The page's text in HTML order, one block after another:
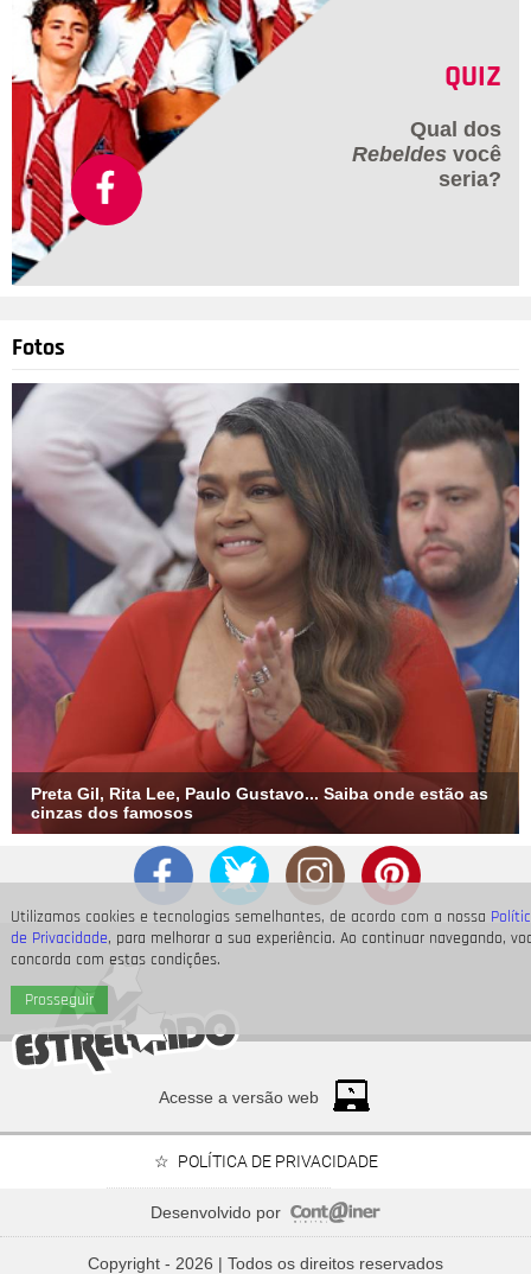
Utilizamos cookies e tecnologias semelhantes, de acordo com a nossa
de Privacidade, para melhorar a sua experiência. Ao continuar navegando,
concorda com estas condições.
Prosseguir
personagem, que é importante que você entenda. O sotaque
era nordestino? Não, não era! Porque se fosse, não teriam
pedido para você neutralizar. Isso não tem a ver com
xenofobia, tem a ver com arte, coisa que você desconhece,
porque você quer passar na frente, quer furar fila. Vai estudar,
garota.
Em outra ocasião, a loira resolveu falar sobre a vacina contra
a Covid-19 e afirmou que tinha medo de cair em uma coisa
experimental. Eu não estou falando para ninguém não tomar a
vacina. Eu estou dizendo que eu tenho medo de cair em uma
coisa experimental. Eu peguei, uma, duas e agora, a terceira
vez. Os médicos que eu consultei falam: pegar Covid é como
se você tivesse tomado a vacina. Cada vez que você vai
pegando, os sintomas vão diminuindo, porque você vai
pegando imunidade.E foi o que aconteceu. Peguei pela
terceira vez. Estou imune por mais não sei quanto tempo, pra
sempre, porque Deus é pai. Se Deus quiser nunca mais
pegarei esse troço, explicou nas redes sociais. Vixe!
SBT 5/24
QUIZ
Qual dos
Rebeldes você
seria?
Fotos
Preta Gil, Rita Lee, Paulo Gustavo... Saiba onde estão as
cinzas dos famosos
Relembre os amores - e affairs - de Shawn Mendes
Acesse a versão web
POLÍTICA DE PRIVACIDADE
Desenvolvido por
Copyright - 2026 | Todos os direitos reservados